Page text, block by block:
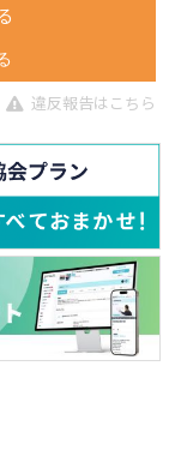
違反報告はこちら